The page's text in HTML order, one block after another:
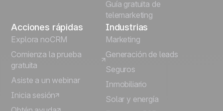
Guía gratuita de
telemarketing
Acciones rápidas
Explora noCRM
Comienza la prueba
gratuita
Asiste a un webinar
Inicia sesión
Industrias
Marketing
Generación de leads
Seguros
Inmobiliario
Solar y energía